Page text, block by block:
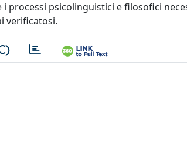
processi psicolinguistici e filosofici
verificatosi.